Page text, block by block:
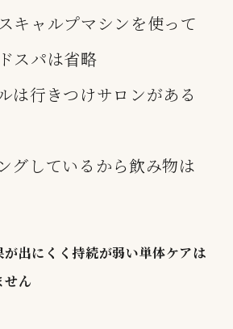
キャルプマシンを使って
スパは省略
は行きつけサロンがある
グしているから飲み物は
出にくく持続が弱い単体ケアは
せん